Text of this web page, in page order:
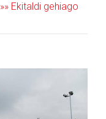
»» Ekitaldi gehiago